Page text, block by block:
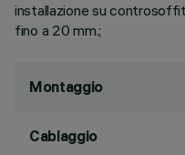
installazione su
fino a 20 mm.;
Montaggio
Cablaggio